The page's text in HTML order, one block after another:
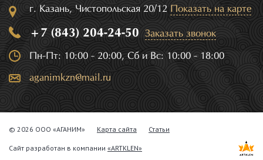
г. Казань, Чистопольская 20/12 Показать на карте
+7 (843) 204-24-50 Заказать звонок
Пн-Пт: 10:00 - 20:00, Сб и Вс: 10:00 - 18:00
aganimkzn@mail.ru
© 2026 ООО «АГАНИМ» Карта сайта Статьи
Сайт разработан в компании «ARTKLEN»